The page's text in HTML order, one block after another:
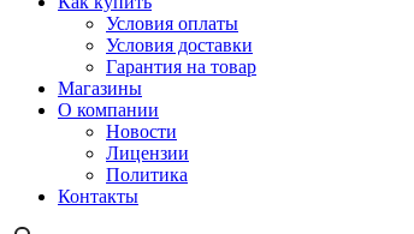
Условия оплаты
Условия доставки
Гарантия на товар
Магазины
О компании
Новости
Лицензии
Политика
Контакты